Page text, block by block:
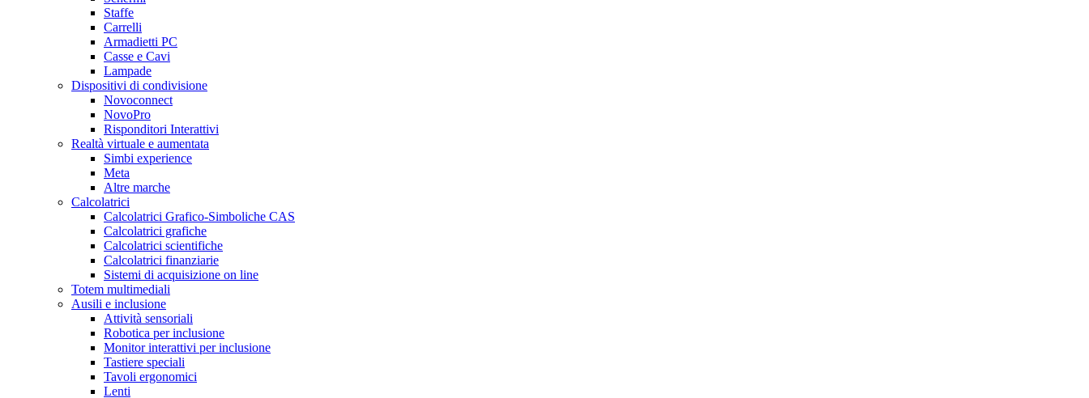
Staffe
Carrelli
Armadietti PC
Casse e Cavi
Lampade
Dispositivi di condivisione
Novoconnect
NovoPro
Risponditori Interattivi
Realtà virtuale e aumentata
Simbi experience
Meta
Altre marche
Calcolatrici
Calcolatrici Grafico-Simboliche CAS
Calcolatrici grafiche
Calcolatrici scientifiche
Calcolatrici finanziarie
Sistemi di acquisizione on line
Totem multimediali
Ausili e inclusione
Attività sensoriali
Robotica per inclusione
Monitor interattivi per inclusione
Tastiere speciali
Tavoli ergonomici
Lenti